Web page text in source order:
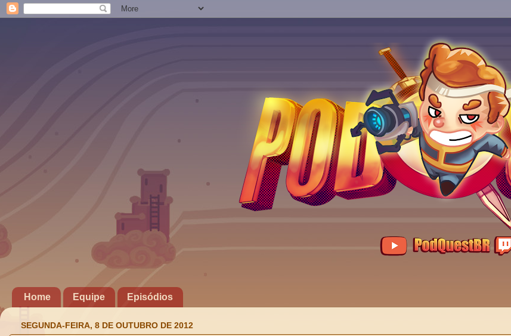
Home Equipe Episódios
SEGUNDA-FEIRA, 8 DE OUTUBRO DE 2012